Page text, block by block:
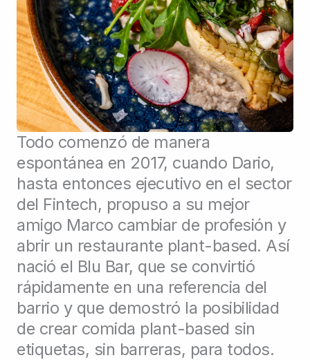
Todo comenzó de manera
espontánea en 2017, cuando Dario,
hasta entonces ejecutivo en el sector
del Fintech, propuso a su mejor
amigo Marco cambiar de profesión y
abrir un restaurante plant-based. Así
nació el Blu Bar, que se convirtió
rápidamente en una referencia del
barrio y que demostró la posibilidad
de crear comida plant-based sin
etiquetas, sin barreras, para todos.